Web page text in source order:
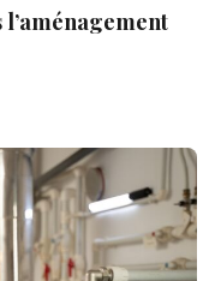
l’aménagement